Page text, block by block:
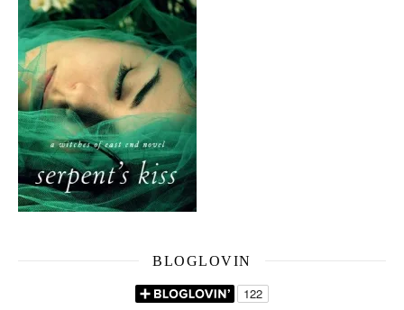
BLOGLOVIN